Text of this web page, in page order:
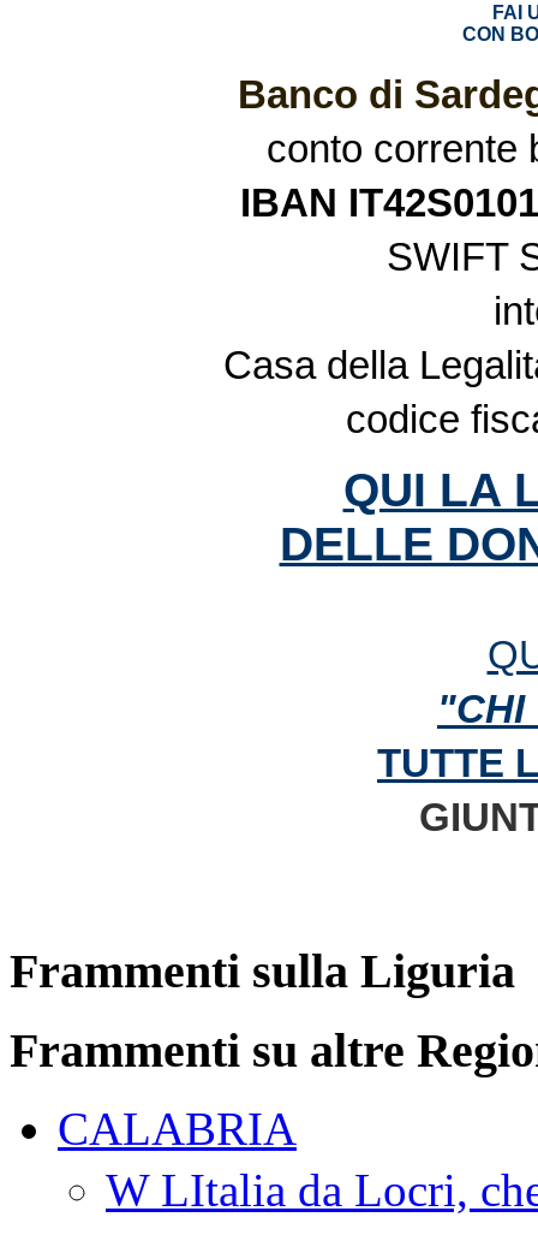
FAI
CON
Banco di
conto corrente
IBAN
SWIFT
Casa della
codice
QUI LA
DELLE
"CHI
TUTTE
Frammenti sulla Liguria
Frammenti su altre
CALABRIA
W LItalia da Locri,